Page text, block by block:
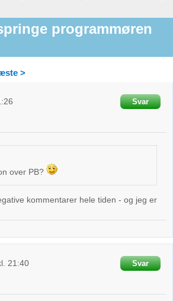
programmøren
>
Svar
over PB?
kommentarer hele tiden - og jeg er
21:40 Svar